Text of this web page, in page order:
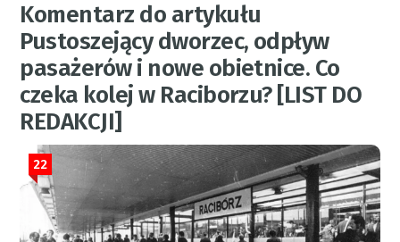
Komentarz do artykułu
Pustoszejący dworzec, odpływ
pasażerów i nowe obietnice. Co
czeka kolej w Raciborzu? [LIST DO
REDAKCJI]
22